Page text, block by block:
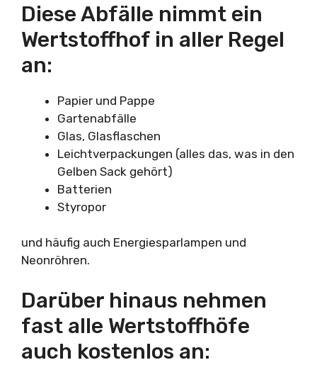
Diese Abfälle nimmt ein
Wertstoffhof in aller Regel
an:
Papier und Pappe
Gartenabfälle
Glas, Glasflaschen
Leichtverpackungen (alles das, was in den
Gelben Sack gehört)
Batterien
Styropor
und häufig auch Energiesparlampen und
Neonröhren.
Darüber hinaus nehmen
fast alle Wertstoffhöfe
auch kostenlos an: